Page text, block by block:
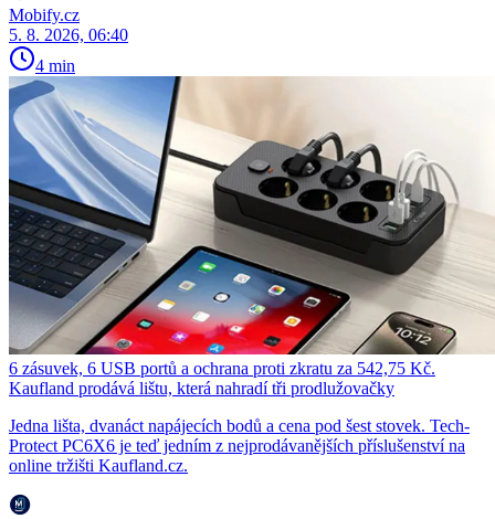
Mobify.cz
5. 8. 2026, 06:40
4 min
6 zásuvek, 6 USB portů a ochrana proti zkratu za 542,75 Kč.
Kaufland prodává lištu, která nahradí tři prodlužovačky
Jedna lišta, dvanáct napájecích bodů a cena pod šest stovek. Tech-
Protect PC6X6 je teď jedním z nejprodávanějších příslušenství na
online tržišti Kaufland.cz.